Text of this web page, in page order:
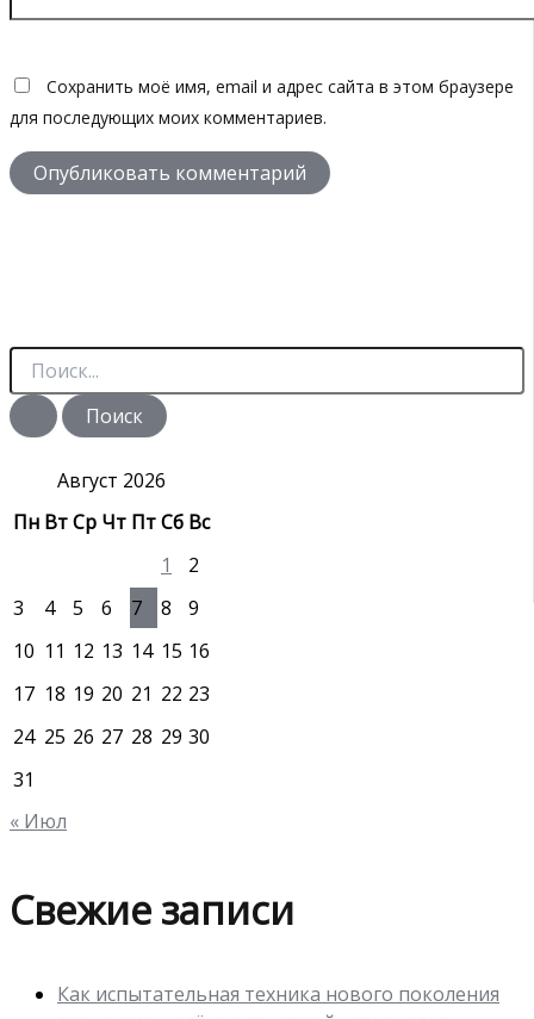
Сохранить моё имя, email и адрес сайта в этом браузере
для последующих моих комментариев.
П
и
с
Август 2026
Пн ВтСр Чт ПтСб Вс
1
2
3
4 5 6 7 8
9
10 11 12 13 14 15 16
17 18 19 20 21 22 23
24 25 26 27 28 29 30
31
« Июл
Свежие записи
Как испытательная техника нового поколения